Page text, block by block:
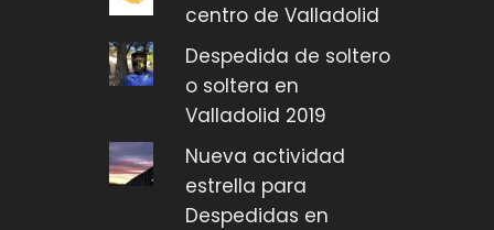
centro de Valladolid
Despedida de soltero
o soltera en
Valladolid 2019
Nueva actividad
estrella para
Despedidas en